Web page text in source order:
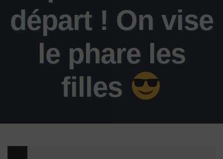
départ ! On vise
le phare les
filles